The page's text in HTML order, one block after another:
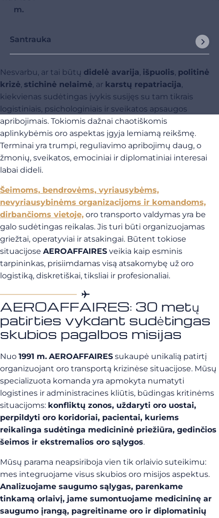
m.
Santrauka
Nesvarbu, ar tai būtų didelė avarija, išpuolis, politinė
krizė, stichinė nelaimė, ar karstų repatriacija,
kiekvienas sudėtingas įvykis susijęs su tam tikrais
logistiniais, psichologiniais ir sveikatos apsaugos
apribojimais. Tokiomis dažnai chaotiškomis
aplinkybėmis oro aspektas įgyja lemiamą reikšmę.
Terminai yra trumpi, reguliavimo apribojimų daug, o
žmonių, sveikatos, emociniai ir diplomatiniai interesai
labai dideli.
Šeimoms, bendrovėms, vyriausybėms,
nevyriausybinėms organizacijoms ir komandoms,
dirbančioms vietoje, oro transporto valdymas yra be
galo sudėtingas reikalas. Jis turi būti organizuojamas
griežtai, operatyviai ir atsakingai. Būtent tokiose
situacijose AEROAFFAIRES veikia kaip esminis
tarpininkas, prisiimdamas visą atsakomybę už oro
logistiką, diskretiškai, tiksliai ir profesionaliai.
AEROAFFAIRES: 30 metų
patirties vykdant sudėtingas
skubios pagalbos misijas
Nuo 1991 m. AEROAFFAIRES sukaupė unikalią patirtį
organizuojant oro transportą krizinėse situacijose. Mūsų
specializuota komanda yra apmokyta numatyti
logistines ir administracines kliūtis, būdingas kritinėms
situacijoms: konfliktų zonos, uždaryti oro uostai,
perpildyti oro koridoriai, pacientai, kuriems
reikalinga sudėtinga medicininė priežiūra, gedinčios
šeimos ir ekstremalios oro sąlygos.
Mūsų parama neapsiriboja vien tik orlaivio suteikimu:
mes integruojame visus skubios oro misijos aspektus.
Analizuojame saugumo sąlygas, parenkame
tinkamą orlaivį, jame sumontuojame medicininę ar
saugumo įrangą, pagreitiname oro ir diplomatinių